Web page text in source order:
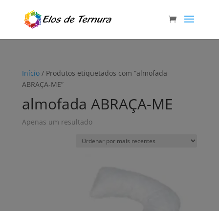
Início/ Produtos etiquetados com “almofada
ABRAÇA-ME”
almofada ABRAÇA-ME
Apenas um resultado